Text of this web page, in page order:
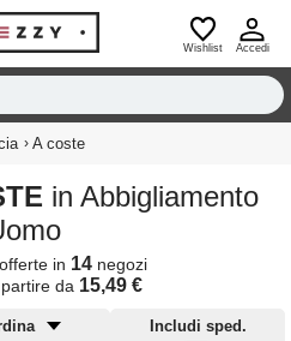
Wishlist Accedi
› A coste
in Abbigliamento
in 14negozi
da 15,49 €
Includi sped.